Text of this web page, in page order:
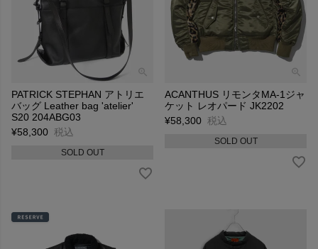
PATRICK STEPHAN アトリエ
バッグ Leather bag 'atelier'
S20 204ABG03
¥58,300 税込
SOLD OUT
ACANTHUS リモンタMA-1ジャ
ケット レオパード JK2202
¥58,300 税込
SOLD OUT